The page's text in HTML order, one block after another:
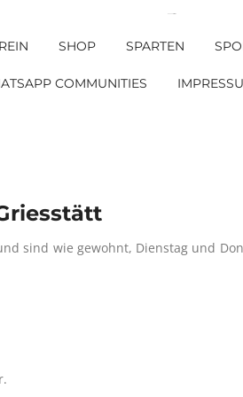
SHOP SPARTEN
COMMUNITIES
sind wie gewohnt, Dienstag und